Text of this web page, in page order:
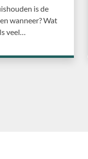
is de
wanneer? Wat
veel…